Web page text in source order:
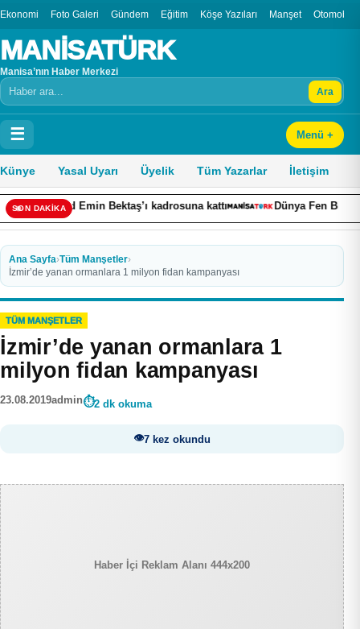
Ekonomi Foto Galeri Gündem Eğitim Köşe Yazıları Manşet Otomobil
MANİSATÜRK
Manisa’nın Haber Merkezi
Arama Ara
☰ Menü +
Künye Yasal Uyarı Üyelik Tüm Yazarlar İletişim
SON DAKİKA
Emin Bektaş’ı kadrosuna kattı Dünya Fen Bilimleri
Ana Sayfa›Tüm Manşetler›
İzmir’de yanan ormanlara 1 milyon fidan kampanyası
TÜM MANŞETLER
İzmir’de yanan ormanlara 1
milyon fidan kampanyası
23.08.2019admin 2 dk okuma
7 kez okundu
Haber İçi Reklam Alanı 444x200